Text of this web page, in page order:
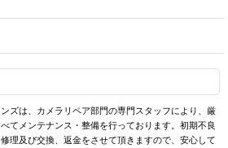
ズは、カメラリペア部門の専門スタッフにより、厳
てメンテナンス・整備を行っております。初期不良
理及び交換、返金をさせて頂きますので、安心して